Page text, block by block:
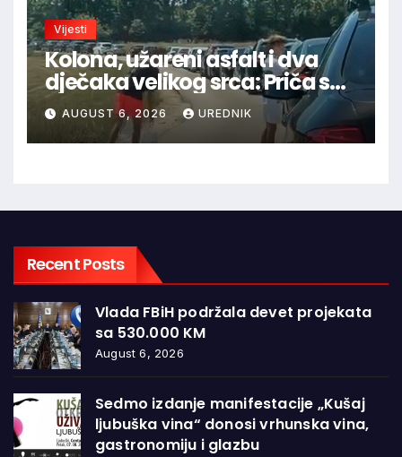
Vijesti
Kolona, užareni asfalt i dva
dječaka velikog srca: Priča s
granice oduševila regiju
AUGUST 6, 2026 UREDNIK
Recent Posts
Vlada FBiH podržala devet projekata
sa 530.000 KM
August 6, 2026
Sedmo izdanje manifestacije „Kušaj
ljubuška vina“ donosi vrhunska vina,
gastronomiju i glazbu